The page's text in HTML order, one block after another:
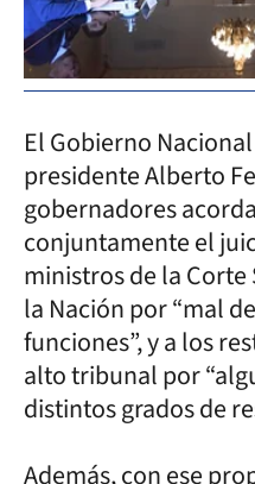
El Gobierno
presidente Alberto
gobernadores
conjuntamente el
ministros de la
la Nación por “mal
funciones”, y a los
alto tribunal por
distintos grados de
Además, con ese